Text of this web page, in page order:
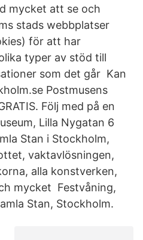
mycket att se och
stads webbplatser
för att har
typer av stöd till
som det går Kan
Postmusens
Följ med på en
Lilla Nygatan 6
Stan i Stockholm,
vaktavlösningen,
alla konstverken,
mycket Festvåning,
Stan, Stockholm.